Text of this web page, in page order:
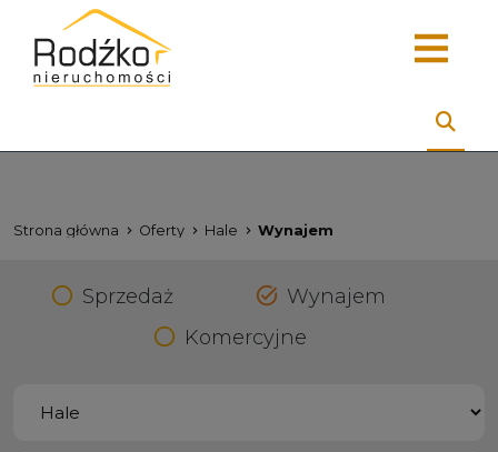
Strona główna Oferty Hale Wynajem
Sprzedaż
Wynajem
Komercyjne